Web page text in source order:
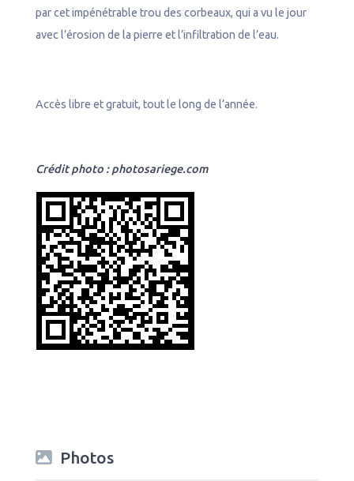
par cet impénétrable trou des corbeaux, qui a vu le jour
avec l’érosion de la pierre et l’infiltration de l’eau.
Accès libre et gratuit, tout le long de l’année.
Crédit photo : photosariege.com
Photos